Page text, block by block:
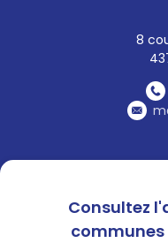
8
Consultez